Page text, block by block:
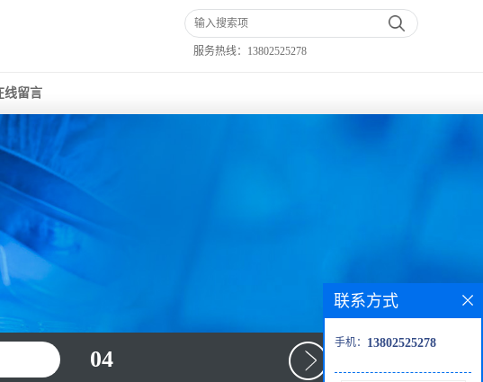
服务热线： 13802525278
线留言
04
联系方式
手机： 13802525278